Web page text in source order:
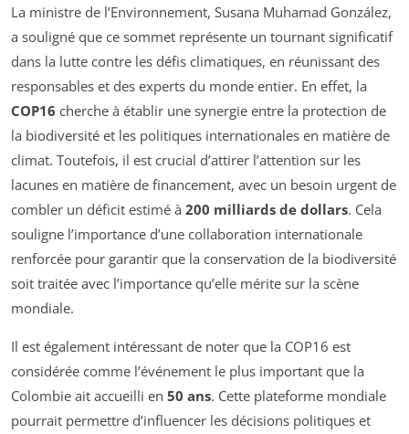
La ministre de l’Environnement, Susana Muhamad González,
a souligné que ce sommet représente un tournant significatif
dans la lutte contre les défis climatiques, en réunissant des
responsables et des experts du monde entier. En effet, la
COP16 cherche à établir une synergie entre la protection de
la biodiversité et les politiques internationales en matière de
climat. Toutefois, il est crucial d’attirer l’attention sur les
lacunes en matière de financement, avec un besoin urgent de
combler un déficit estimé à 200 milliards de dollars. Cela
souligne l’importance d’une collaboration internationale
renforcée pour garantir que la conservation de la biodiversité
soit traitée avec l’importance qu’elle mérite sur la scène
mondiale.
Il est également intéressant de noter que la COP16 est
considérée comme l’événement le plus important que la
Colombie ait accueilli en 50 ans. Cette plateforme mondiale
pourrait permettre d’influencer les décisions politiques et